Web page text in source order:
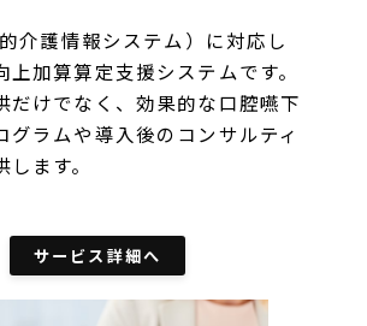
介護情報システム）に対応し
上加算算定支援システムです。
だけでなく、効果的な口腔嚥下
グラムや導入後のコンサルティ
ます。
サービス詳細へ